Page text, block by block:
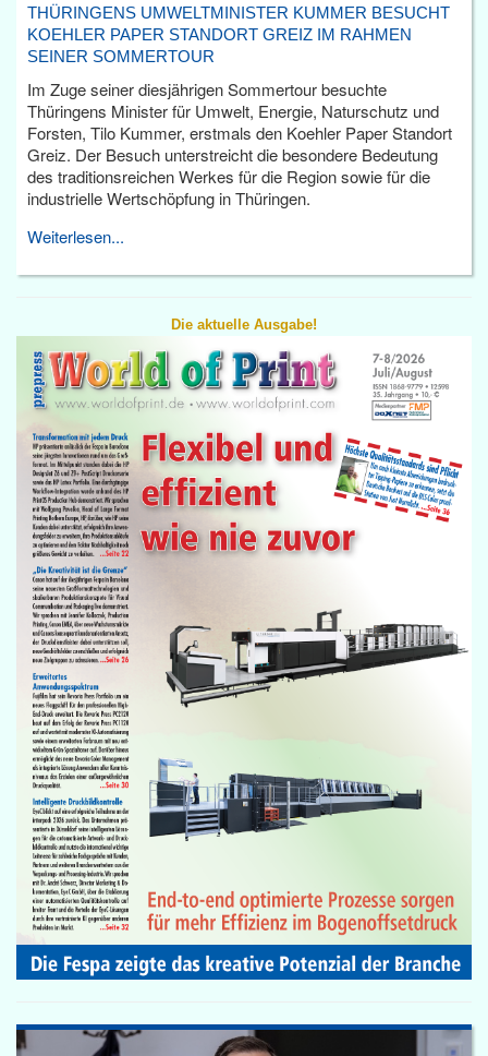
THÜRINGENS UMWELTMINISTER KUMMER BESUCHT
KOEHLER PAPER STANDORT GREIZ IM RAHMEN
SEINER SOMMERTOUR
Im Zuge seiner diesjährigen Sommertour besuchte
Thüringens Minister für Umwelt, Energie, Naturschutz und
Forsten, Tilo Kummer, erstmals den Koehler Paper Standort
Greiz. Der Besuch unterstreicht die besondere Bedeutung
des traditionsreichen Werkes für die Region sowie für die
industrielle Wertschöpfung in Thüringen.
Weiterlesen...
Die aktuelle Ausgabe!